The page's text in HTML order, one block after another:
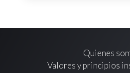
Quienes
Valores y principios